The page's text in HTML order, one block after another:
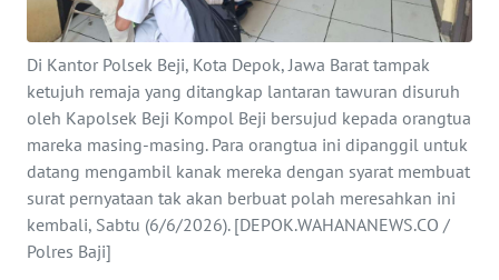
Di Kantor Polsek Beji, Kota Depok, Jawa Barat tampak
ketujuh remaja yang ditangkap lantaran tawuran disuruh
oleh Kapolsek Beji Kompol Beji bersujud kepada orangtua
mareka masing-masing. Para orangtua ini dipanggil untuk
datang mengambil kanak mereka dengan syarat membuat
surat pernyataan tak akan berbuat polah meresahkan ini
kembali, Sabtu (6/6/2026). [DEPOK.WAHANANEWS.CO /
Polres Baji]
TENTANG
PEDOMAN
SIBER
REDAKSI